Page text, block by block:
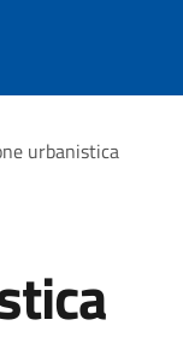
urbanistica